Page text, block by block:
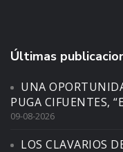
Últimas
UNA
PUGA CIFUENTES,
09-08-2026
LOS CLAVARIOS